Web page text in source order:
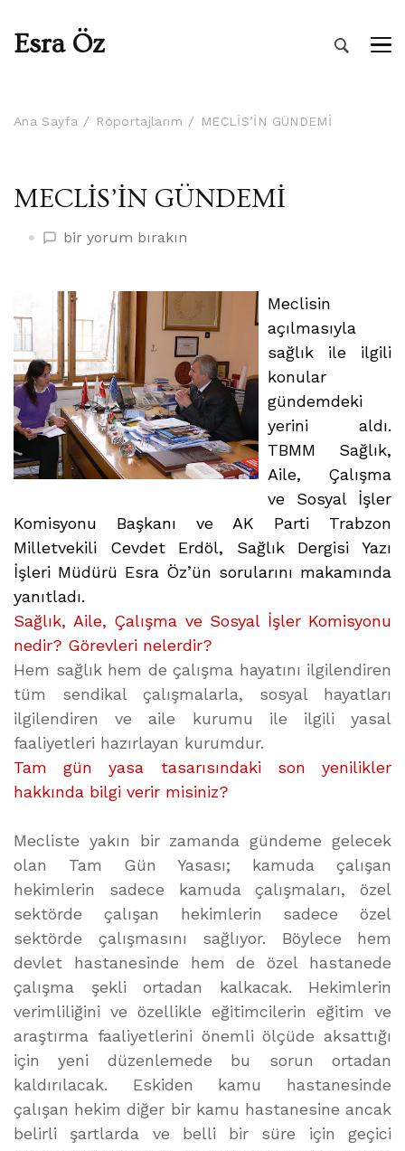
Esra Öz
Ana Sayfa Röportajlarım MECLİS’İN GÜNDEMİ
MECLİS’İN GÜNDEMİ
MECLİS’İN
bir yorum bırakın
Meclisin
açılmasıyla
sağlık ile ilgili
konular
gündemdeki
yerini aldı.
TBMM Sağlık,
Aile, Çalışma
ve Sosyal İşler
Komisyonu Başkanı ve AK Parti Trabzon
Milletvekili Cevdet Erdöl, Sağlık Dergisi Yazı
İşleri Müdürü Esra Öz’ün sorularını makamında
yanıtladı.
Sağlık, Aile, Çalışma ve Sosyal İşler Komisyonu
nedir? Görevleri nelerdir?
Hem sağlık hem de çalışma hayatını ilgilendiren
tüm sendikal çalışmalarla, sosyal hayatları
ilgilendiren ve aile kurumu ile ilgili yasal
faaliyetleri hazırlayan kurumdur.
Tam gün yasa tasarısındaki son yenilikler
hakkında bilgi verir misiniz?
Mecliste yakın bir zamanda gündeme gelecek
olan Tam Gün Yasası; kamuda çalışan
hekimlerin sadece kamuda çalışmaları, özel
sektörde çalışan hekimlerin sadece özel
sektörde çalışmasını sağlıyor. Böylece hem
devlet hastanesinde hem de özel hastanede
çalışma şekli ortadan kalkacak. Hekimlerin
verimliliğini ve özellikle eğitimcilerin eğitim ve
araştırma faaliyetlerini önemli ölçüde aksattığı
için yeni düzenlemede bu sorun ortadan
kaldırılacak. Eskiden kamu hastanesinde
çalışan hekim diğer bir kamu hastanesine ancak
belirli şartlarda ve belli bir süre için geçici